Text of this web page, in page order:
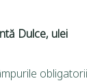
Dulce, ulei
obligatorii